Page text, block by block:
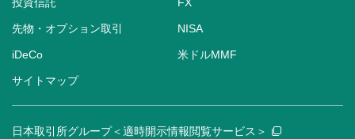
投資信託 FX
先物・オプション取引 NISA
iDeCo 米ドルMMF
サイトマップ
日本取引所グループ＜適時開示情報閲覧サービス＞